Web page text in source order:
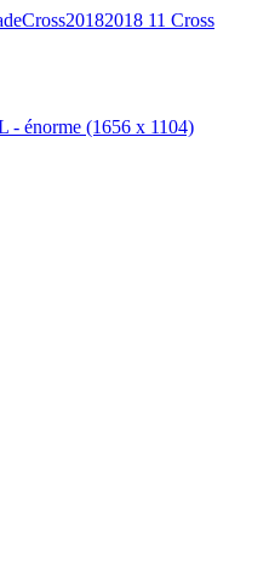
Cross20182018 11 Cross
- énorme (1656 x 1104)